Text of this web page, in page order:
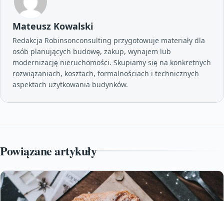
Mateusz Kowalski
Redakcja Robinsonconsulting przygotowuje materiały dla
osób planujących budowę, zakup, wynajem lub
modernizację nieruchomości. Skupiamy się na konkretnych
rozwiązaniach, kosztach, formalnościach i technicznych
aspektach użytkowania budynków.
Powiązane artykuły